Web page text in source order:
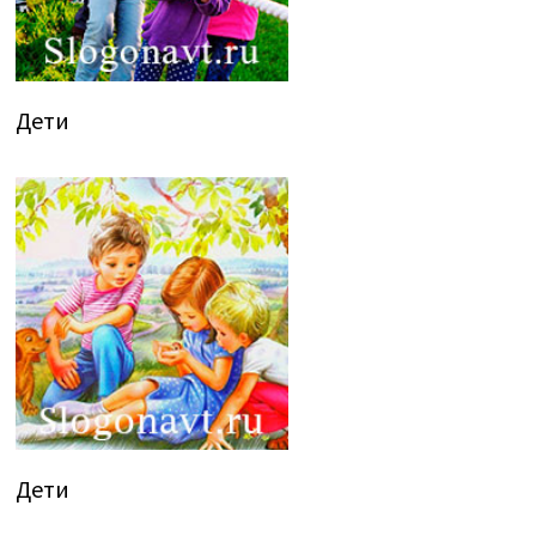
Дети
Дети